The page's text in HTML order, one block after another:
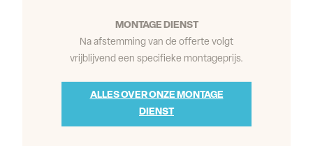
MONTAGE DIENST
Na afstemming van de offerte volgt
vrijblijvend een specifieke montageprijs.
ALLES OVER ONZE MONTAGE
DIENST